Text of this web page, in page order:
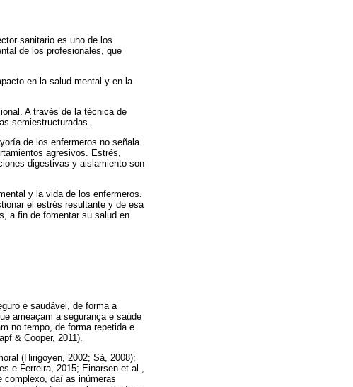
sanitario es uno de los
de los profesionales, que
en la salud mental y en la
A través de la técnica de
semiestructuradas.
de los enfermeros no señala
agresivos. Estrés,
digestivas y aislamiento son
y la vida de los enfermeros.
el estrés resultante y de esa
a fin de fomentar su salud en
e saudável, de forma a
ameaçam a segurança e saúde
no tempo, de forma repetida e
& Cooper, 2011).
(Hirigoyen, 2002; Sá, 2008);
e Ferreira, 2015; Einarsen et al.,
complexo, daí as inúmeras